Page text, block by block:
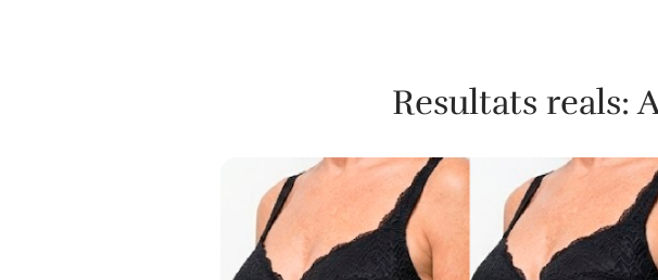
Resultats reals: